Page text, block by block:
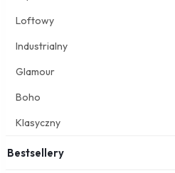
Loftowy
Industrialny
Glamour
Boho
Klasyczny
Bestsellery